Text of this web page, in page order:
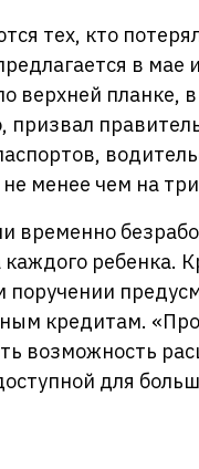
тех, кто
в
верхней
призвал
менее чем на
временно
ребенка.
кредитам.
возможность
для